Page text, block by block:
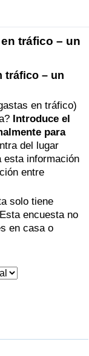
tráfico – un
tráfico – un
en tráfico)
Introduce el
para
del lugar
esta información
entre
solo tiene
encuesta no
en casa o